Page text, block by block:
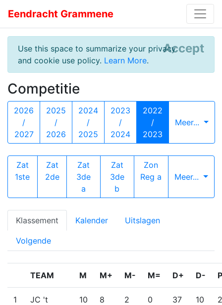
Eendracht Grammene
Use this space to summarize your privacy
and cookie use policy. Learn More.
Accept
Competitie
2026
/
2027
2025
/
2026
2024
/
2025
2023
/
2024
2022
/
2023
Meer...
Zat
1ste
Zat
2de
Zat
3de
a
Zat
3de
b
Zon
Reg a
Meer...
Klassement Kalender Uitslagen
Volgende
TEAM M M+ M- M= D+ D- P
1
JC 't
10 8 2 0 37 10